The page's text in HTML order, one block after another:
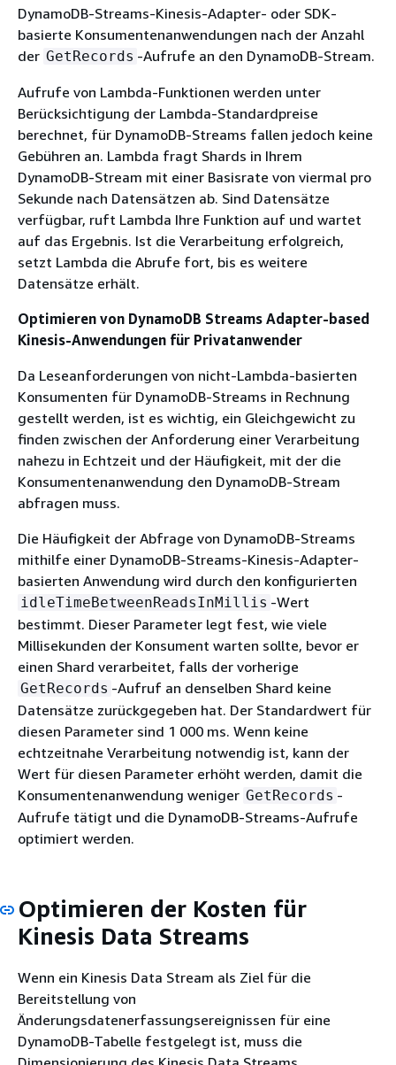
DynamoDB-Streams-Kinesis-Adapter- oder SDK-
basierte Konsumentenanwendungen nach der Anzahl
der GetRecords -Aufrufe an den DynamoDB-Stream.
Aufrufe von Lambda-Funktionen werden unter
Berücksichtigung der Lambda-Standardpreise
berechnet, für DynamoDB-Streams fallen jedoch keine
Gebühren an. Lambda fragt Shards in Ihrem
DynamoDB-Stream mit einer Basisrate von viermal pro
Sekunde nach Datensätzen ab. Sind Datensätze
verfügbar, ruft Lambda Ihre Funktion auf und wartet
auf das Ergebnis. Ist die Verarbeitung erfolgreich,
setzt Lambda die Abrufe fort, bis es weitere
Datensätze erhält.
Optimieren von DynamoDB Streams Adapter-based
Kinesis-Anwendungen für Privatanwender
Da Leseanforderungen von nicht-Lambda-basierten
Konsumenten für DynamoDB-Streams in Rechnung
gestellt werden, ist es wichtig, ein Gleichgewicht zu
finden zwischen der Anforderung einer Verarbeitung
nahezu in Echtzeit und der Häufigkeit, mit der die
Konsumentenanwendung den DynamoDB-Stream
abfragen muss.
Die Häufigkeit der Abfrage von DynamoDB-Streams
mithilfe einer DynamoDB-Streams-Kinesis-Adapter-
basierten Anwendung wird durch den konfigurierten
idleTimeBetweenReadsInMillis -Wert
bestimmt. Dieser Parameter legt fest, wie viele
Millisekunden der Konsument warten sollte, bevor er
einen Shard verarbeitet, falls der vorherige
GetRecords -Aufruf an denselben Shard keine
Datensätze zurückgegeben hat. Der Standardwert für
diesen Parameter sind 1 000 ms. Wenn keine
echtzeitnahe Verarbeitung notwendig ist, kann der
Wert für diesen Parameter erhöht werden, damit die
Konsumentenanwendung weniger GetRecords -
Aufrufe tätigt und die DynamoDB-Streams-Aufrufe
optimiert werden.
Optimieren der Kosten für
Kinesis Data Streams
Wenn ein Kinesis Data Stream als Ziel für die
Bereitstellung von
Änderungsdatenerfassungsereignissen für eine
DynamoDB-Tabelle festgelegt ist, muss die